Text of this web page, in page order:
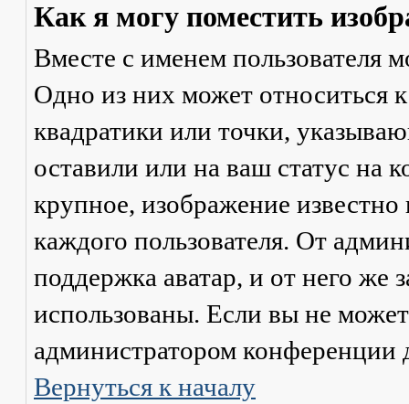
Как я могу поместить
Вместе с именем пользователя
Одно из них может относиться
квадратики или точки,
оставили или на ваш статус на
крупное, изображение
каждого пользователя. От
поддержка аватар, и от него же
использованы. Если вы не
администратором конференции
Вернуться к началу